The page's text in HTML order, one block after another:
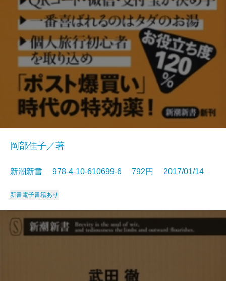
岡部佳子／著
新潮新書 978-4-10-610699-6 792円 2017/01/14
新書電子書籍あり